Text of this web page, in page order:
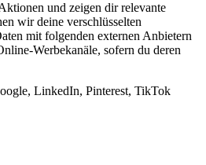
und zeigen dir relevante
wir deine verschlüsselten
mit folgenden externen Anbietern
Werbekanäle, sofern du deren
LinkedIn, Pinterest, TikTok